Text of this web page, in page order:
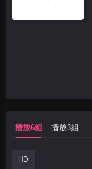
播放6組 播放3組
HD